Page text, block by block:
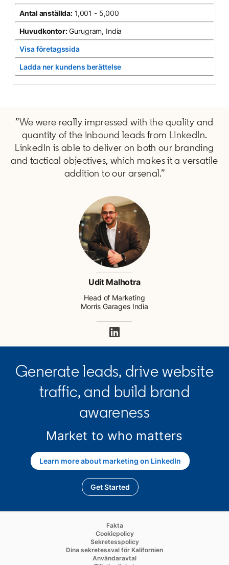
Antal anställda: 1,001 - 5,000
Huvudkontor:Gurugram, India
Visa företagssidaopens in a new tab
opens in a new tab
Ladda ner kundens berättelse
”We were really impressed with the quality and
quantity of the inbound leads from LinkedIn.
LinkedIn is able to deliver on both our branding
and tactical objectives, which makes it a versatile
addition to our arsenal.”
Udit Malhotra
Head of Marketing
Morris Garages India
Generate leads, drive website
traffic, and build brand
awareness
Market to who matters
Learn more about marketing on LinkedIn
Get Startedopens in a new tab
Fakta
Cookiepolicyopens in a new tab
Sekretesspolicyopens in a new tab
Dina sekretessval för Kalifornien
Användaravtal